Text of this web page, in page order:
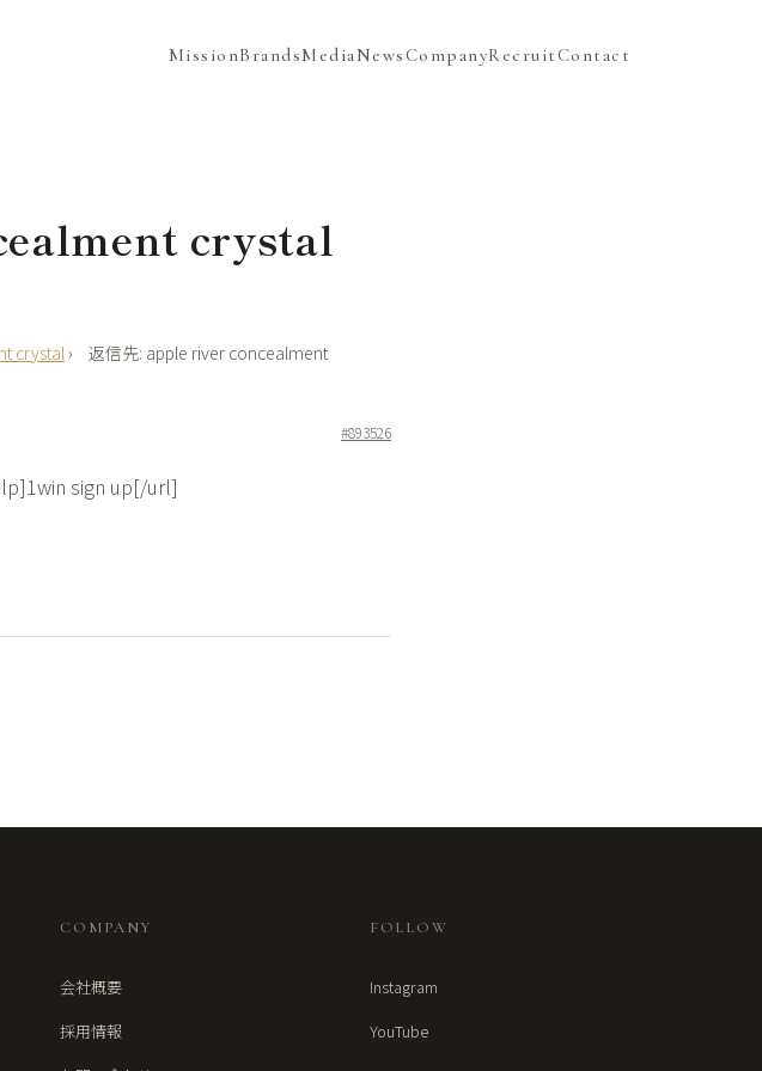
MissionBrandsMediaNewsCompanyRecruitContact
crystal
crystal›
返信先: apple river concealment
#893526
sign up[/url]
COMPANY
会社概要
採用情報
FOLLOW
Instagram
YouTube